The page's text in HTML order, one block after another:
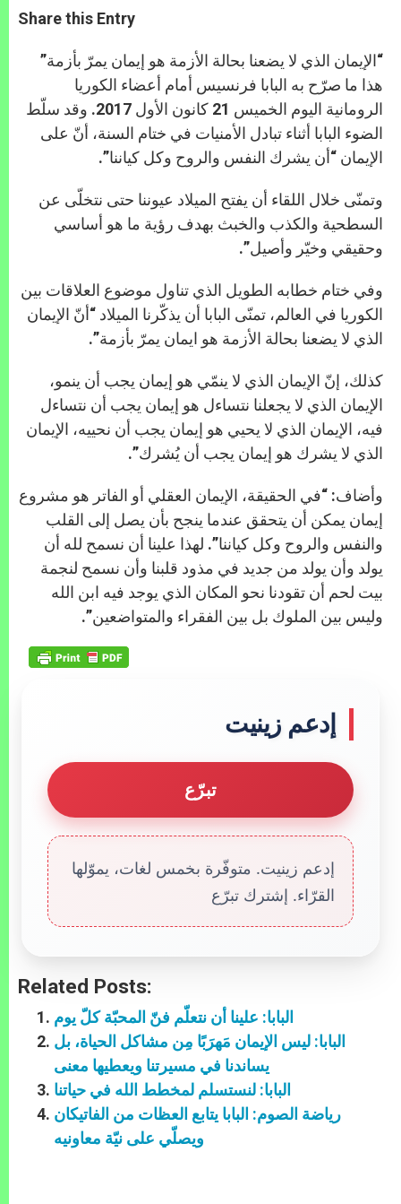
t
s
p
p
s
e
g
e
r
e
b
o
k
Share this Entry
“الإيمان الذي لا يضعنا بحالة الأزمة هو إيمان يمرّ بأزمة”
هذا ما صرّح به البابا فرنسيس أمام أعضاء الكوريا
الرومانية اليوم الخميس 21 كانون الأول 2017. وقد سلّط
الضوء البابا أثناء تبادل الأمنيات في ختام السنة، أنّ على
الإيمان “أن يشرك النفس والروح وكل كياننا”.
وتمنّى خلال اللقاء أن يفتح الميلاد عيوننا حتى نتخلّى عن
السطحية والكذب والخبث بهدف رؤية ما هو أساسي
وحقيقي وخيّر وأصيل”.
وفي ختام خطابه الطويل الذي تناول موضوع العلاقات بين
الكوريا في العالم، تمنّى البابا أن يذكّرنا الميلاد “أنّ الإيمان
الذي لا يضعنا بحالة الأزمة هو ايمان يمرّ بأزمة”.
كذلك، إنّ الإيمان الذي لا ينمّي هو إيمان يجب أن ينمو،
الإيمان الذي لا يجعلنا نتساءل هو إيمان يجب أن نتساءل
فيه، الإيمان الذي لا يحيي هو إيمان يجب أن نحييه، الإيمان
الذي لا يشرك هو إيمان يجب أن يُشرك”.
وأضاف: “في الحقيقة، الإيمان العقلي أو الفاتر هو مشروع
إيمان يمكن أن يتحقق عندما ينجح بأن يصل إلى القلب
والنفس والروح وكل كياننا”. لهذا علينا أن نسمح لله أن
يولد وأن يولد من جديد في مذود قلبنا وأن نسمح لنجمة
بيت لحم أن تقودنا نحو المكان الذي يوجد فيه ابن الله
وليس بين الملوك بل بين الفقراء والمتواضعين”.
إدعم زينيت
تبرّع
إدعم زينيت. متوفّرة بخمس لغات، يموّلها
القرّاء. إشترك تبرّع
Related Posts:
البابا: علينا أن نتعلّم فنّ المحبّة كلّ يوم
البابا: ليس الإيمان مَهرَبًا مِن مشاكل الحياة، بل
يساندنا في مسيرتنا ويعطيها معنى
البابا: لنستسلم لمخطط الله في حياتنا
رياضة الصوم: البابا يتابع العظات من الفاتيكان
ويصلّي على نيّة معاونيه